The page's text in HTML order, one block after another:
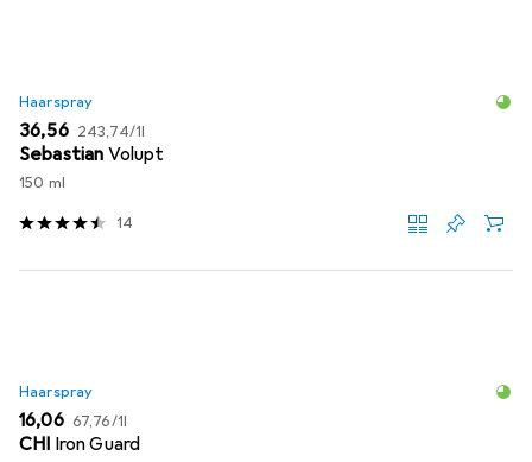
Haarspray
EUR
36,56 EUR
243,74/1l
Sebastian Volupt
150 ml
14
Haarspray
EUR
16,06 EUR
67,76/1l
CHI Iron Guard